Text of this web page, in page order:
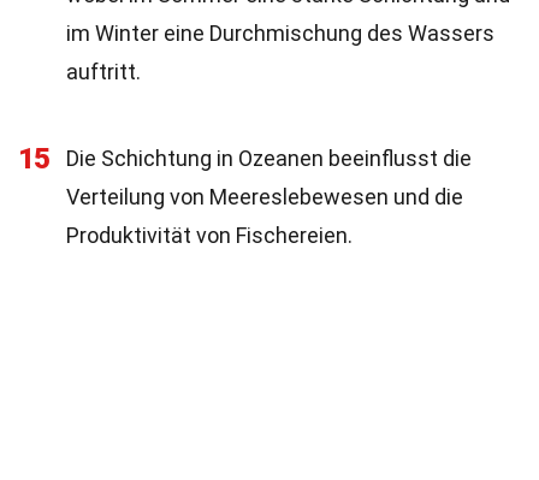
im Winter eine Durchmischung des Wassers
auftritt.
15
Die Schichtung in Ozeanen beeinflusst die
Verteilung von Meereslebewesen und die
Produktivität von Fischereien.